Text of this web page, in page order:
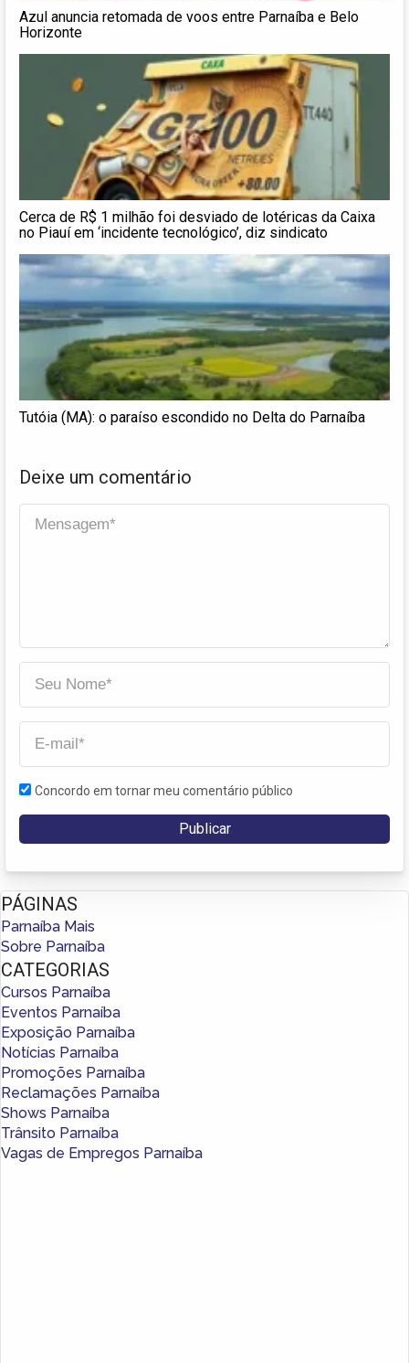
Azul anuncia retomada de voos entre Parnaíba e Belo
Horizonte
Cerca de R$ 1 milhão foi desviado de lotéricas da Caixa
no Piauí em ‘incidente tecnológico’, diz sindicato
Tutóia (MA): o paraíso escondido no Delta do Parnaíba
Deixe um comentário
Concordo em tornar meu comentário público
PÁGINAS
Parnaíba Mais
Sobre Parnaíba
CATEGORIAS
Cursos Parnaíba
Eventos Parnaíba
Exposição Parnaíba
Notícias Parnaíba
Promoções Parnaíba
Reclamações Parnaíba
Shows Parnaíba
Trânsito Parnaíba
Vagas de Empregos Parnaíba